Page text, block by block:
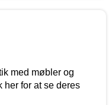
med møbler og
her for at se deres